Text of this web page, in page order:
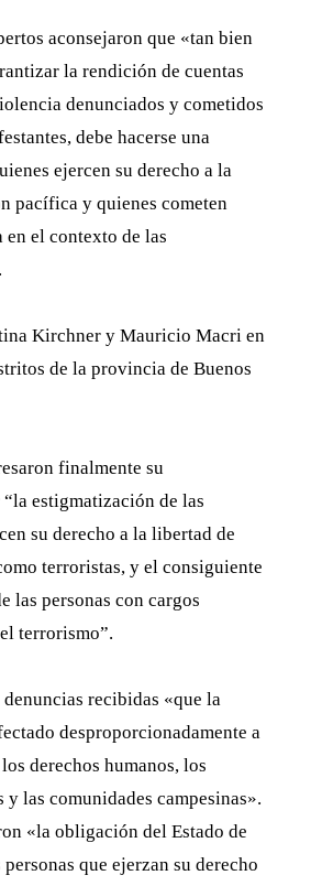
aconsejaron que «tan bien
la rendición de cuentas
denunciados y cometidos
debe hacerse una
ejercen su derecho a la
pacífica y quienes cometen
el contexto de las
Kirchner y Mauricio Macri en
de la provincia de Buenos
finalmente su
estigmatización de las
su derecho a la libertad de
terroristas, y el consiguiente
las personas con cargos
terrorismo”.
recibidas «que la
desproporcionadamente a
derechos humanos, los
las comunidades campesinas».
«la obligación del Estado de
que ejerzan su derecho